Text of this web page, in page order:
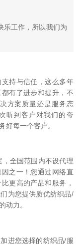
乐工作，所以我们为
持与信任，这么多年
有了进步和提升，不
方案质量还是服务态
听到客户对我们的夸
好每一个客户。
全国范围内不设代理
之一！您通过网络直
更高的产品和服务，
为您提供质优纺织品/
动力。
进您选择的纺织品/服